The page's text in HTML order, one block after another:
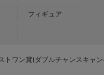
フィギュア
ワン賞(ダブルチャンスキャ